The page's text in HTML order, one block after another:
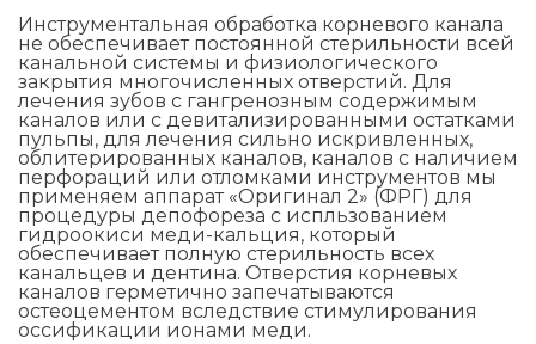
Инструментальная обработка корневого канала
не обеспечивает постоянной стерильности всей
канальной системы и физиологического
закрытия многочисленных отверстий. Для
лечения зубов с гангренозным содержимым
каналов или с девитализированными остатками
пульпы, для лечения сильно искривленных,
облитерированных каналов, каналов с наличием
перфораций или отломками инструментов мы
применяем аппарат «Оригинал 2» (ФРГ) для
процедуры депофореза с испльзованием
гидроокиси меди-кальция, который
обеспечивает полную стерильность всех
канальцев и дентина. Отверстия корневых
каналов герметично запечатываются
остеоцементом вследствие стимулирования
оссификации ионами меди.